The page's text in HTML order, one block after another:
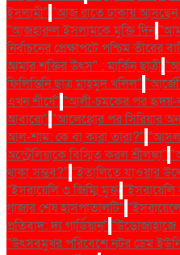
ইসলামী" "আজ রাতে ঢাকায় আসছেন
"আজহারুল ইসলামকে মুক্তি দিন
নির্বাচনের প্রেক্ষাপটে পশ্চিম তীরের
আমার শক্তির উৎস" : মার্কিন ছাত্রী
ফিলিস্তিনি ছাত্র মাহমুদ খলিল"
এখন শীর্ষে" "আলী-চমকের পর হৃদয়-
আবারো" "আলেপ্পোর পর সিরিয়ার
আল-শাম: কে বা কারা তারা?"
অস্ট্রেলিয়াকে বিস্মিত করল শ্রীলঙ্কা"
থাকা সম্ভব?" "ইতালিতে যাওয়ার
"ইসরায়েলি ৩ জিম্মি মুক্ত"ইসরায়েলি
গাজার শেষ হাসপাতালটি"
প্রতিবাদ: দ্য গার্ডিয়ান" "উড়োজাহাজে
"উৎসবমুখর পরিবেশে নটর ডেম